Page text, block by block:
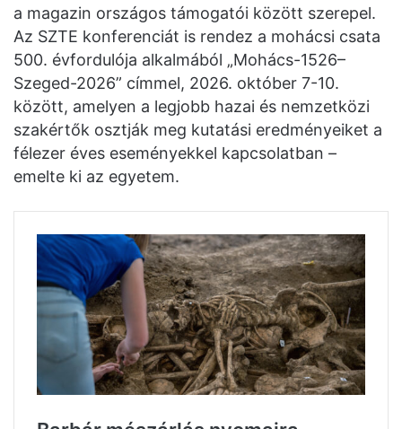
a magazin országos támogatói között szerepel.
Az SZTE konferenciát is rendez a mohácsi csata
500. évfordulója alkalmából „Mohács-1526–
Szeged-2026” címmel, 2026. október 7-10.
között, amelyen a legjobb hazai és nemzetközi
szakértők osztják meg kutatási eredményeiket a
félezer éves eseményekkel kapcsolatban –
emelte ki az egyetem.